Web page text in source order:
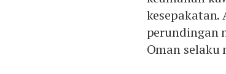
kesepakatan.
perundingan
Oman selaku